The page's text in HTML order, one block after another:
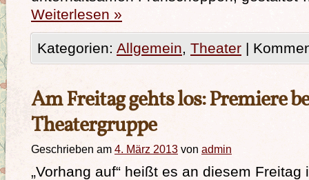
Weiterlesen »
Kategorien: Allgemein, Theater |
Am Freitag gehts los: Premiere
Theatergruppe
Geschrieben am 4. März 2013 von admin
„Vorhang auf“ heißt es an diesem